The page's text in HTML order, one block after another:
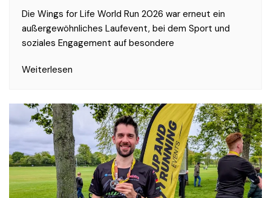
Die Wings for Life World Run 2026 war erneut ein
außergewöhnliches Laufevent, bei dem Sport und
soziales Engagement auf besondere
Weiterlesen